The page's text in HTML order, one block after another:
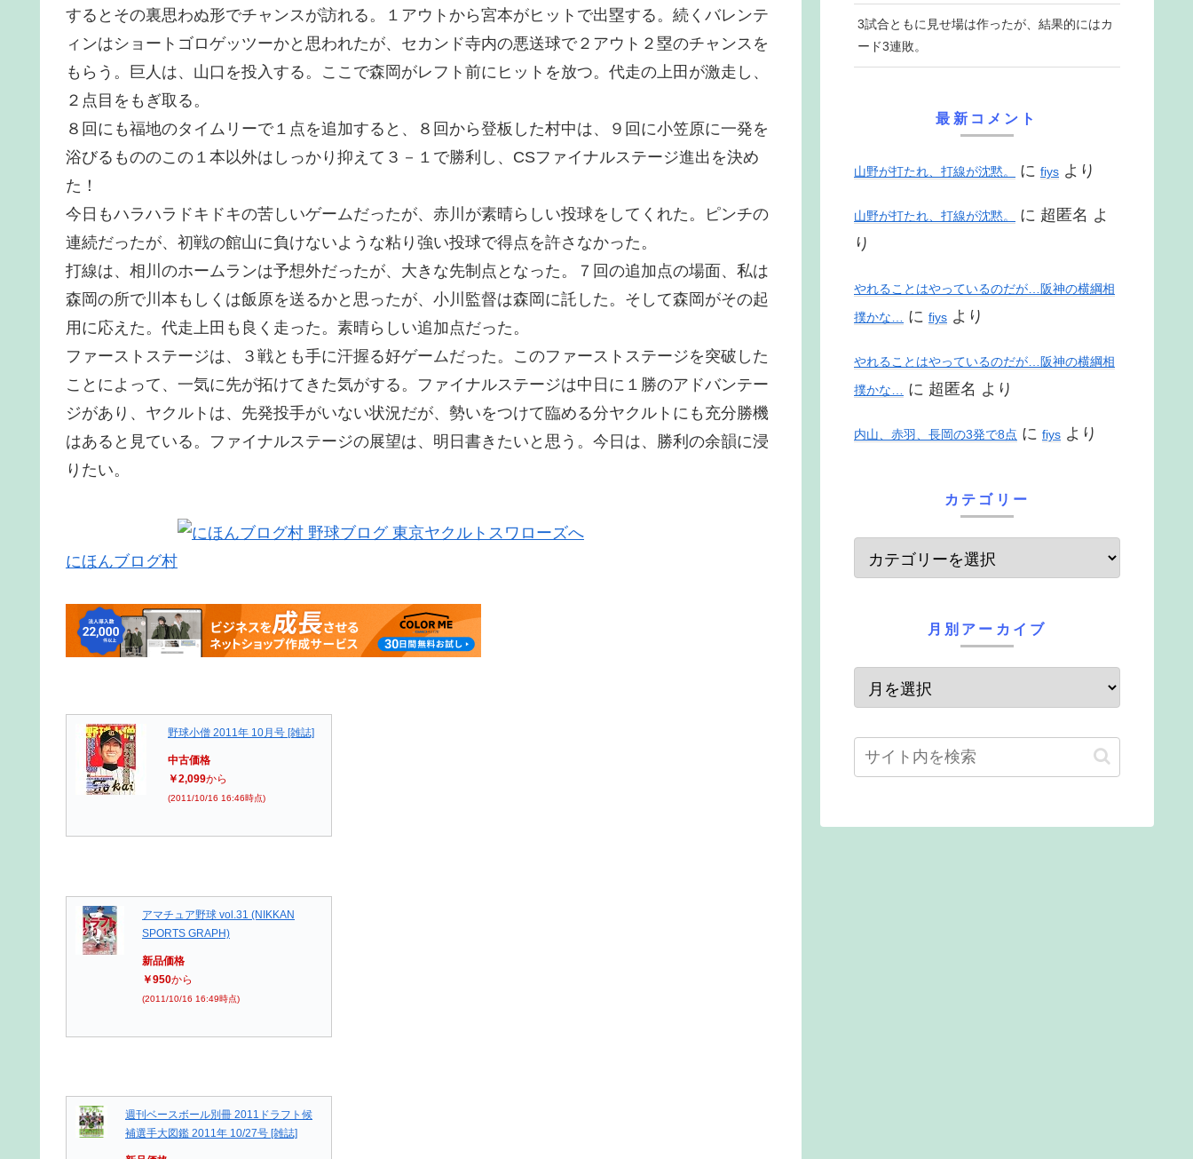
するとその裏思わぬ形でチャンスが訪れる。１アウトから宮本がヒットで出塁する。続くバレンテ
ィンはショートゴロゲッツーかと思われたが、セカンド寺内の悪送球で２アウト２塁のチャンスを
もらう。巨人は、山口を投入する。ここで森岡がレフト前にヒットを放つ。代走の上田が激走し、
２点目をもぎ取る。
８回にも福地のタイムリーで１点を追加すると、８回から登板した村中は、９回に小笠原に一発を
浴びるもののこの１本以外はしっかり抑えて３－１で勝利し、CSファイナルステージ進出を決め
た！
今日もハラハラドキドキの苦しいゲームだったが、赤川が素晴らしい投球をしてくれた。ピンチの
連続だったが、初戦の館山に負けないような粘り強い投球で得点を許さなかった。
打線は、相川のホームランは予想外だったが、大きな先制点となった。７回の追加点の場面、私は
森岡の所で川本もしくは飯原を送るかと思ったが、小川監督は森岡に託した。そして森岡がその起
用に応えた。代走上田も良く走った。素晴らしい追加点だった。
ファーストステージは、３戦とも手に汗握る好ゲームだった。このファーストステージを突破した
ことによって、一気に先が拓けてきた気がする。ファイナルステージは中日に１勝のアドバンテー
ジがあり、ヤクルトは、先発投手がいない状況だが、勢いをつけて臨める分ヤクルトにも充分勝機
はあると見ている。ファイナルステージの展望は、明日書きたいと思う。今日は、勝利の余韻に浸
りたい。
にほんブログ村
野球小僧 2011年 10月号 [雑誌]
中古価格
￥2,099から
(2011/10/16 16:46時点)
アマチュア野球 vol.31 (NIKKAN
SPORTS GRAPH)
新品価格
￥950から
(2011/10/16 16:49時点)
週刊ベースボール別冊 2011ドラフト候
補選手大図鑑 2011年 10/27号 [雑誌]
3試合ともに見せ場は作ったが、結果的にはカ
ード3連敗。
最新コメント
山野が打たれ、打線が沈黙。 に fiys より
山野が打たれ、打線が沈黙。 に 超匿名 よ
り
やれることはやっているのだが…阪神の横綱相
撲かな… に fiys より
やれることはやっているのだが…阪神の横綱相
撲かな… に 超匿名 より
内山、赤羽、長岡の3発で8点 に fiys より
カテゴリー
月別アーカイブ